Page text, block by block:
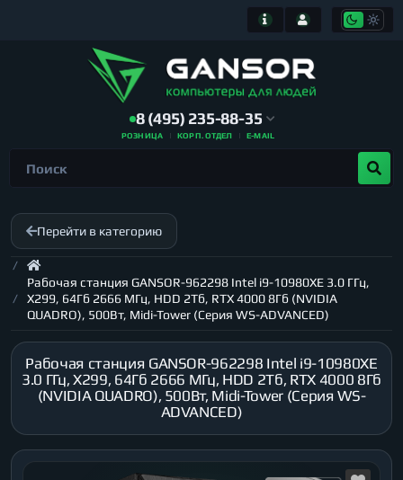
8 (495) 235-88-35
РОЗНИЦА КОРП. ОТДЕЛ E-MAIL
Перейти в категорию
Рабочая станция GANSOR-962298 Intel i9-10980XE 3.0 ГГц,
X299, 64Гб 2666 МГц, HDD 2Тб, RTX 4000 8Гб (NVIDIA
QUADRO), 500Вт, Midi-Tower (Серия WS-ADVANCED)
Рабочая станция GANSOR-962298 Intel i9-10980XE
3.0 ГГц, X299, 64Гб 2666 МГц, HDD 2Тб, RTX 4000 8Гб
(NVIDIA QUADRO), 500Вт, Midi-Tower (Серия WS-
ADVANCED)